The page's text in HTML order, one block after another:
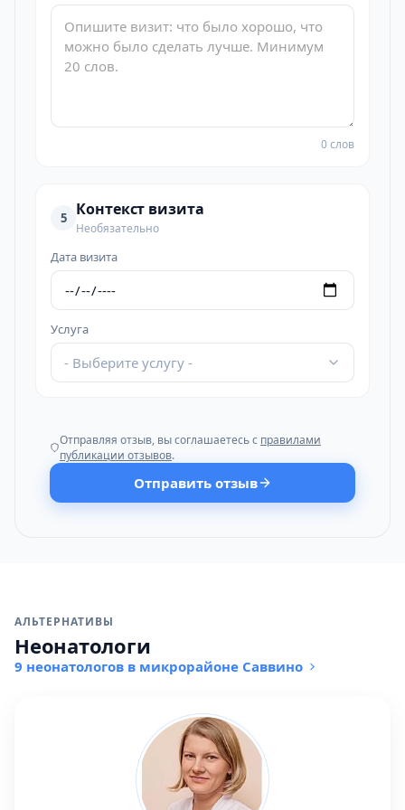
0 слов
5 Контекст визита
Необязательно
Дата визита
Услуга
- Выберите услугу -
Отправляя отзыв, вы соглашаетесь с правилами
публикации отзывов.
Отправить отзыв
АЛЬТЕРНАТИВЫ
Неонатологи
9 неонатологов в микрорайоне Саввино